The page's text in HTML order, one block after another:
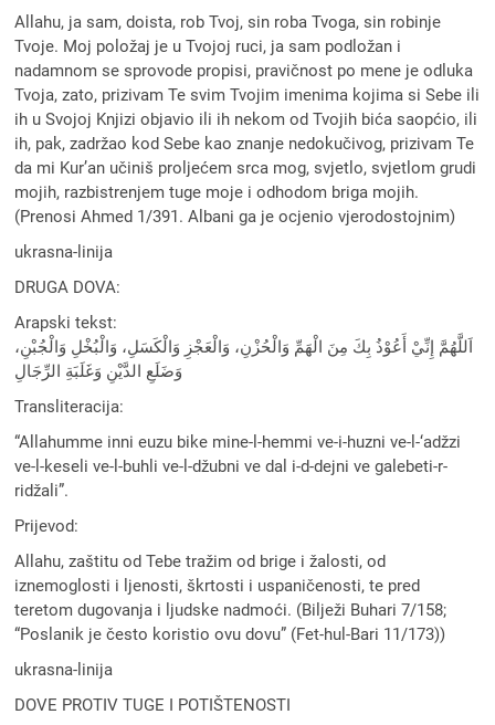
Allahu, ja sam, doista, rob Tvoj, sin roba Tvoga, sin robinje
Tvoje. Moj položaj je u Tvojoj ruci, ja sam podložan i
nadamnom se sprovode propisi, pravičnost po mene je odluka
Tvoja, zato, prizivam Te svim Tvojim imenima kojima si Sebe ili
ih u Svojoj Knjizi objavio ili ih nekom od Tvojih bića saopćio, ili
ih, pak, zadržao kod Sebe kao znanje nedokučivog, prizivam Te
da mi Kur’an učiniš proljećem srca mog, svjetlo, svjetlom grudi
mojih, razbistrenjem tuge moje i odhodom briga mojih.
(Prenosi Ahmed 1/391. Albani ga je ocjenio vjerodostojnim)
ukrasna-linija
DRUGA DOVA:
Arapski tekst:
اَللَّهُمَّ إِنِّيْ أَعُوْذُ بِكَ مِنَ الْهَمِّ وَالْحُزْنِ، وَالْعَجْزِ وَالْكَسَلِ، وَالْبُخْلِ وَالْجُبْنِ،
وَضَلَعِ الدَّيْنِ وَغَلَبَةِ الرِّجَالِ
Transliteracija:
“Allahumme inni euzu bike mine-l-hemmi ve-i-huzni ve-l-‘adžzi
ve-l-keseli ve-l-buhli ve-l-džubni ve dal i-d-dejni ve galebeti-r-
ridžali”.
Prijevod:
Allahu, zaštitu od Tebe tražim od brige i žalosti, od
iznemoglosti i ljenosti, škrtosti i uspaničenosti, te pred
teretom dugovanja i ljudske nadmoći. (Bilježi Buhari 7/158;
“Poslanik je često koristio ovu dovu” (Fet-hul-Bari 11/173))
ukrasna-linija
DOVE PROTIV TUGE I POTIŠTENOSTI